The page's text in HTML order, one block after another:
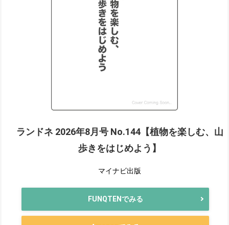
ランドネ 2026年8月号 No.144【植物を楽しむ、山
歩きをはじめよう】
マイナビ出版
FUNQTENでみる